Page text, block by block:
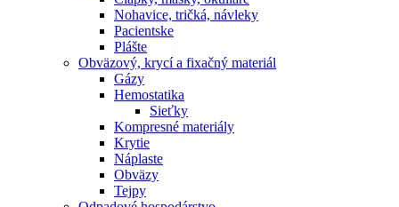
Nohavice, tričká, návleky
Pacientske
Plášte
Obväzový, krycí a fixačný materiál
Gázy
Hemostatika
Sieťky
Kompresné materiály
Krytie
Náplaste
Obväzy
Tejpy